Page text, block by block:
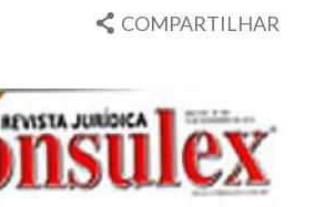
COMPARTILHAR